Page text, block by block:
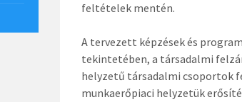
feltételek mentén.
A tervezett képzések és
tekintetében, a társadalmi
helyzetű társadalmi csoportok
munkaerőpiaci helyzetük